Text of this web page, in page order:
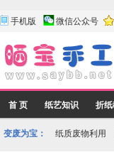
手机版 微信公众号
首 页 纸艺知识 折
变废为宝： 纸质废物利用